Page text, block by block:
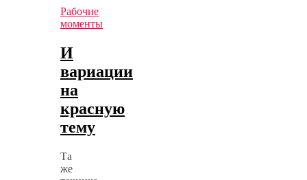
Рабочие
моменты
И
вариации
на
красную
тему
Та
же